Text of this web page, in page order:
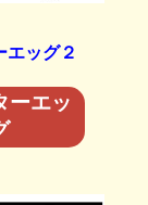
エッグ２
ーエッ